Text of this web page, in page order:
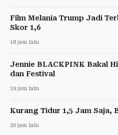
Film Melania Trump Jadi
Skor 1,6
18 jam lalu
Jennie BLACKPINK Bakal
dan Festival
19 jam lalu
Kurang Tidur 1,5 Jam Saja,
20 jam lalu